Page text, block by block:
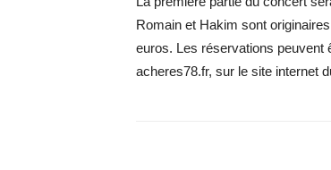
Romain et Hakim sont
euros. Les réservations peuvent
acheres78.fr, sur le site internet